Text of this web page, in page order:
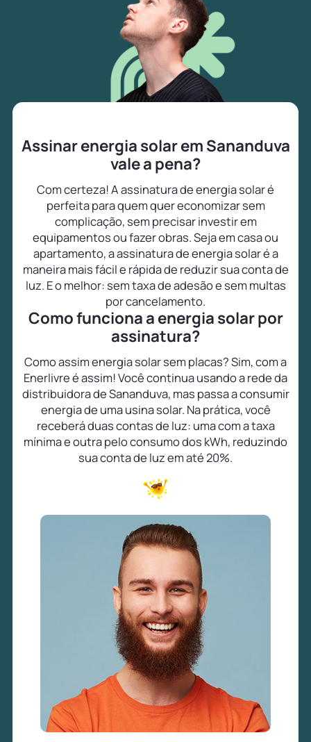
Assinar energia solar em Sananduva
vale a pena?
Com certeza! A assinatura de energia solar é
perfeita para quem quer economizar sem
complicação, sem precisar investir em
equipamentos ou fazer obras. Seja em casa ou
apartamento, a assinatura de energia solar é a
maneira mais fácil e rápida de reduzir sua conta de
luz. E o melhor: sem taxa de adesão e sem multas
por cancelamento.
Como funciona a energia solar por
assinatura?
Como assim energia solar sem placas? Sim, com a
Enerlivre é assim! Você continua usando a rede da
distribuidora de Sananduva, mas passa a consumir
energia de uma usina solar. Na prática, você
receberá duas contas de luz: uma com a taxa
mínima e outra pelo consumo dos kWh, reduzindo
sua conta de luz em até 20%.